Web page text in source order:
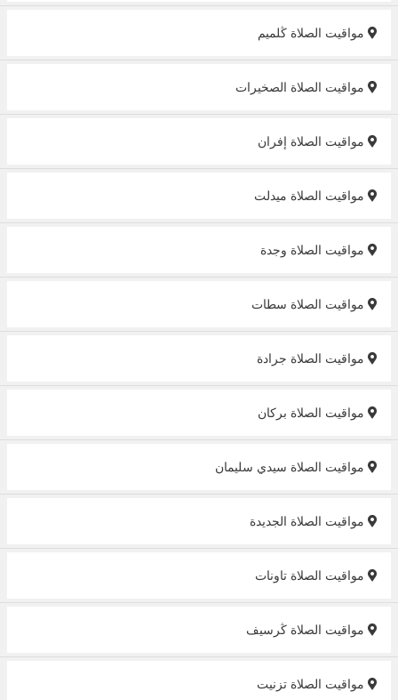
مواقيت الصلاة ڭلميم
مواقيت الصلاة الصخيرات
مواقيت الصلاة إفران
مواقيت الصلاة ميدلت
مواقيت الصلاة وجدة
مواقيت الصلاة سطات‎
مواقيت الصلاة جرادة
مواقيت الصلاة بركان‎
مواقيت الصلاة سيدي سليمان
مواقيت الصلاة الجديدة
مواقيت الصلاة تاونات
مواقيت الصلاة ڭرسيف
مواقيت الصلاة تزنيت‎